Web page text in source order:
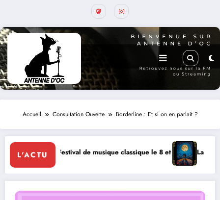
Accueil Consultation Ouverte Borderline : Et si on en parlait ?
L'ACTU
de musique classique le 8 et 9 août La Thérapie Légendaire